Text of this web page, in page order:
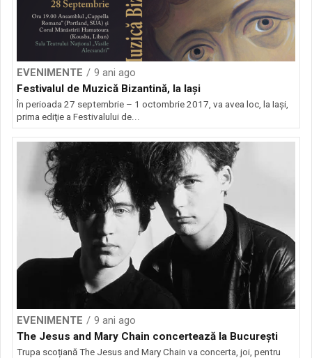
EVENIMENTE
9 ani ago
Festivalul de Muzică Bizantină, la Iași
În perioada 27 septembrie – 1 octombrie 2017, va avea loc, la Iaşi,
prima ediţie a Festivalului de...
EVENIMENTE
9 ani ago
The Jesus and Mary Chain concertează la București
Trupa scoțiană The Jesus and Mary Chain va concerta, joi, pentru